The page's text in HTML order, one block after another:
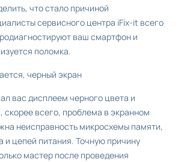
что стало причиной
сервисного центра iFix-it всего
ваш смартфон и
поломка.
черный экран
вас дисплеем черного цвета и
скорее всего, проблема в экранном
неисправность микросхемы памяти,
и цепей питания. Точную причину
мастер после проведения